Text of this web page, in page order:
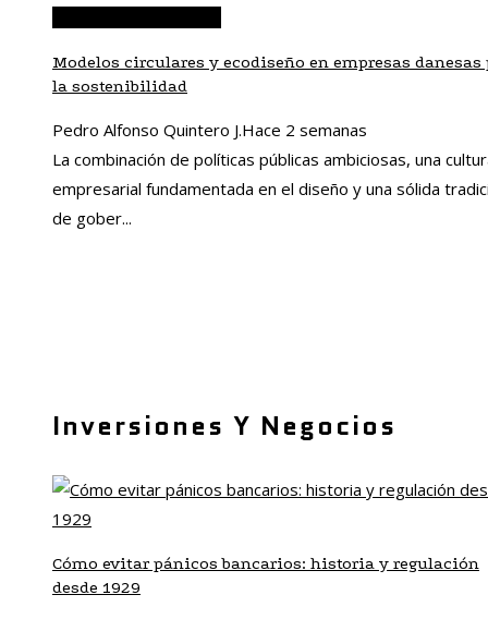
Modelos circulares y ecodiseño en empresas danesas
la sostenibilidad
Pedro Alfonso Quintero J.Hace 2 semanas
La combinación de políticas públicas ambiciosas, una
empresarial fundamentada en el diseño y una sólida
de gober...
Inversiones Y Negocios
Cómo evitar pánicos bancarios: historia y regulación
desde 1929